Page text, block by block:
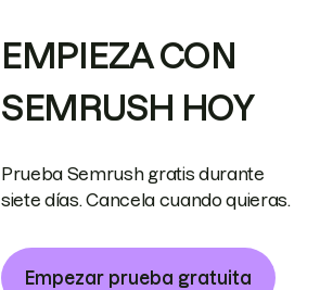
EMPIEZA CON
SEMRUSH HOY
Prueba Semrush gratis durante
siete días. Cancela cuando quieras.
Empezar prueba gratuita